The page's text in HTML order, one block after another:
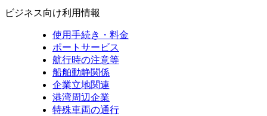
ビジネス向け利用情報
使用手続き・料金
ポートサービス
航行時の注意等
船舶動静関係
企業立地関連
港湾周辺企業
特殊車両の通行